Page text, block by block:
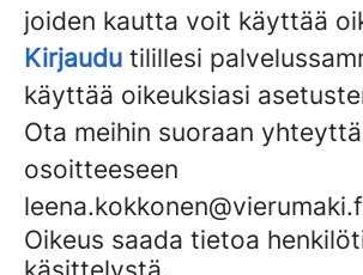
joiden kautta voit käyttää
Kirjaudu tilillesi
käyttää oikeuksiasi
Ota meihin suoraan yhteyttä
osoitteeseen
Oikeus saada tietoa